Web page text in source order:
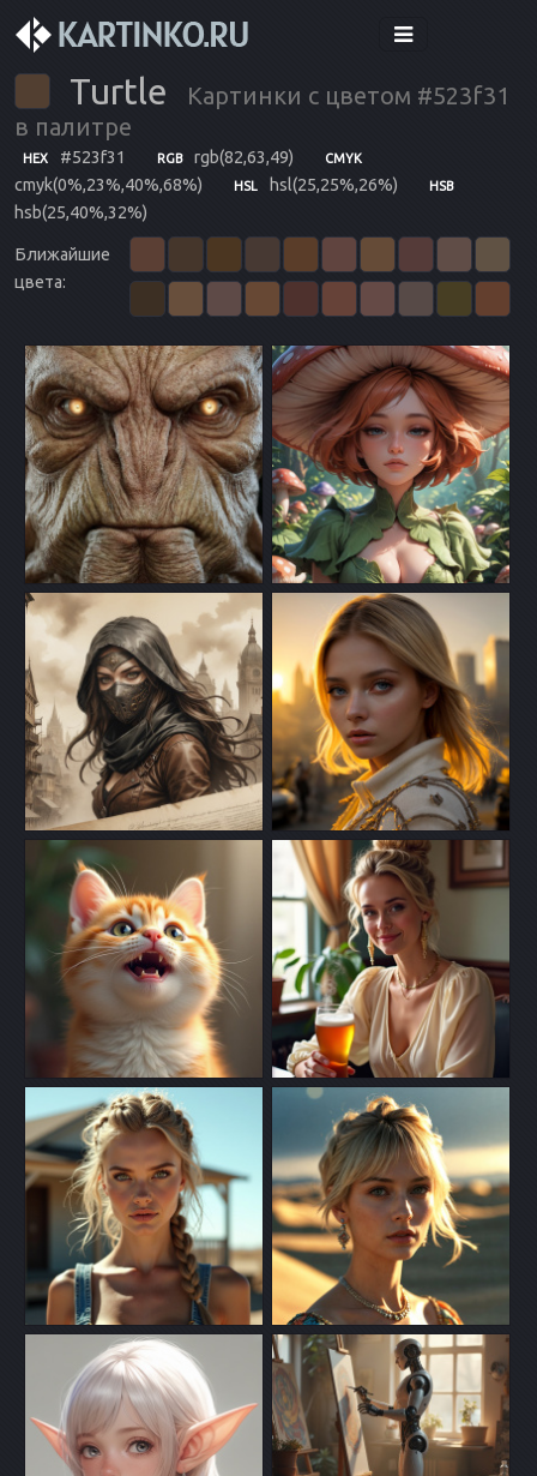
Turtle
Картинки с цветом #523f31
в палитре
HEX #523f31 RGB rgb(82,63,49) CMYK
cmyk(0%,23%,40%,68%) HSL hsl(25,25%,26%) HSB
hsb(25,40%,32%)
Ближайшие
цвета: